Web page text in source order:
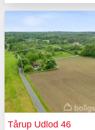
Tårup Udlod 46